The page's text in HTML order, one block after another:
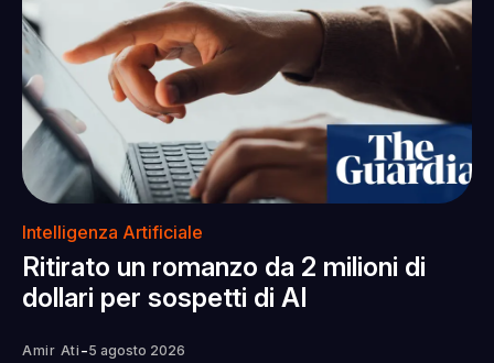
Intelligenza Artificiale
Ritirato un romanzo da 2 milioni di
dollari per sospetti di AI
Amir Ati -5 agosto 2026